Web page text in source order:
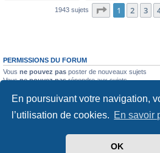
En poursuivant votre navigation,
l’utilisation de cookies. En savoir
OK
1943 sujets Page 1sur39
1 2 3
PERMISSIONS DU FORUM
Vous ne pouvez pas poster de nouveaux sujets
Vousne pouvez pasrépondre aux sujets
Vousne pouvez passupprimer vos messages
ne pouvez pas joindre des fichiers
phpBB ® Forum